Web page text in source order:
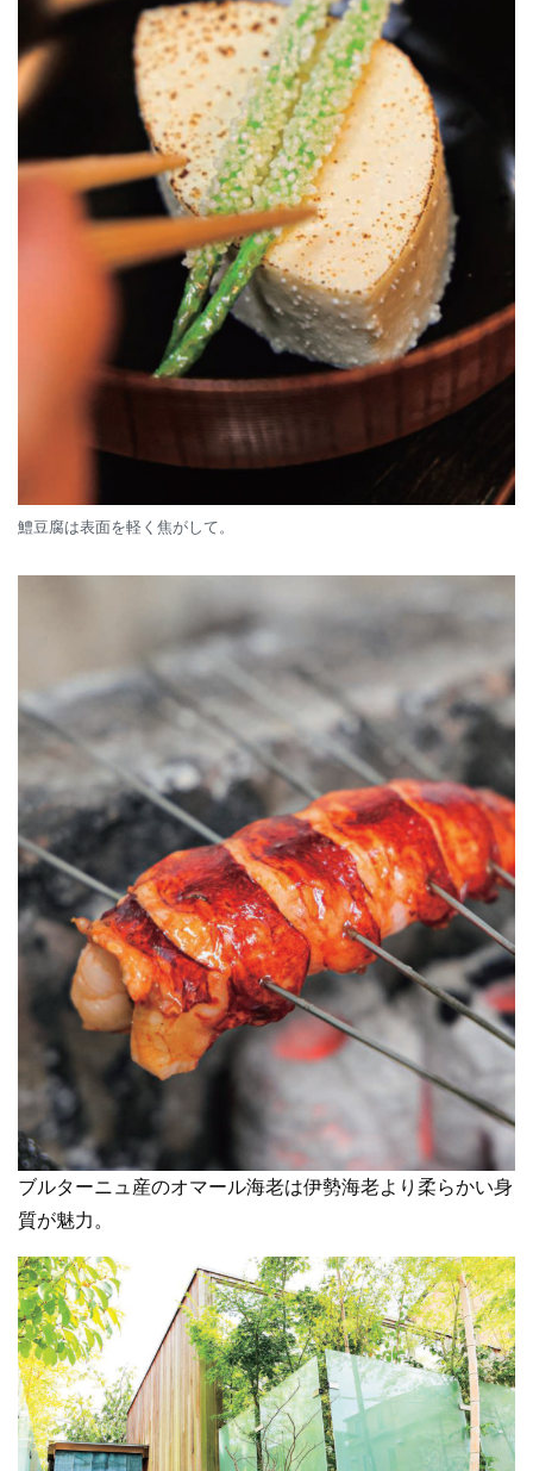
鱧豆腐は表面を軽く焦がして。
ブルターニュ産のオマール海老は伊勢海老より柔らかい身
質が魅力。